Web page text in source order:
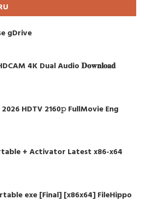
gDrive
4K Dual Audio 𝐃𝐨𝐰𝐧𝐥𝐨𝐚𝐝
HDTV 2160𝚙 FullMovie Eng
+ Activator Latest x86-x64
exe [Final] [x86x64] FileHippo